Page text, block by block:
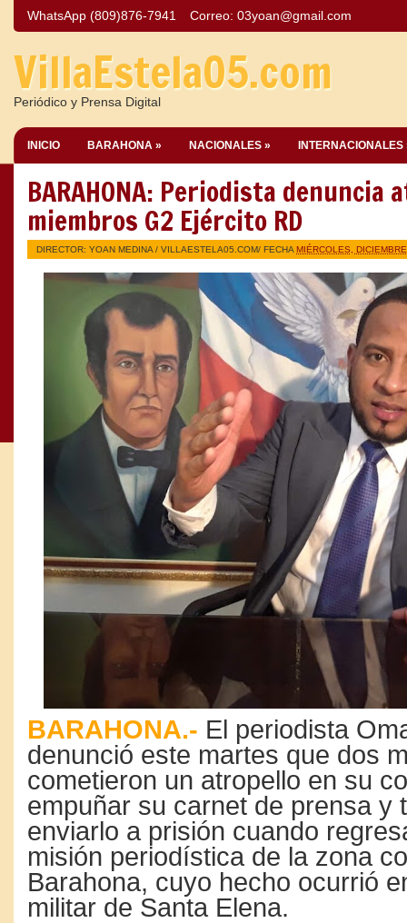
WhatsApp (809)876-7941 Correo: 03yoan@gmail.com
VillaEstela05.com
Periódico y Prensa Digital
INICIO BARAHONA » NACIONALES » INTERNACIONALES
BARAHONA: Periodista denuncia
miembros G2 Ejército RD
DIRECTOR: YOAN MEDINA / VILLAESTELA05.COM/ FECHA MIÉRCOLES,
BARAHONA.- El periodista
denunció este martes que dos
cometieron un atropello en su
empuñar su carnet de prensa y
enviarlo a prisión cuando
misión periodística de la zona
Barahona, cuyo hecho ocurrió
militar de Santa Elena.